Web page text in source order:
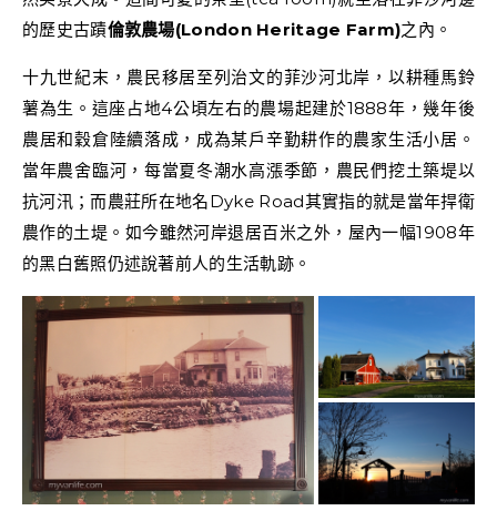
的歷史古蹟倫敦農場(London Heritage Farm)之內。
十九世紀末，農民移居至列治文的菲沙河北岸，以耕種馬鈴
薯為生。這座占地4公頃左右的農場起建於1888年，幾年後
農居和穀倉陸續落成，成為某戶辛勤耕作的農家生活小居。
當年農舍臨河，每當夏冬潮水高漲季節，農民們挖土築堤以
抗河汛；而農莊所在地名Dyke Road其實指的就是當年捍衛
農作的土堤。如今雖然河岸退居百米之外，屋內一幅1908年
的黑白舊照仍述說著前人的生活軌跡。